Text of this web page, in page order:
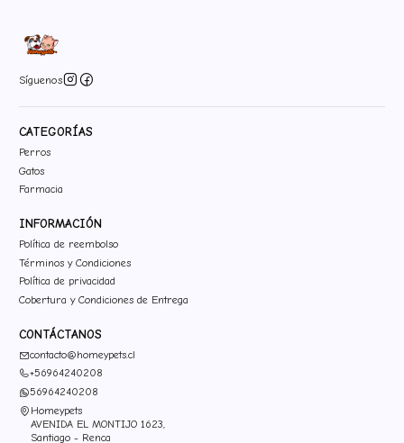
Síguenos
CATEGORÍAS
Perros
Gatos
Farmacia
INFORMACIÓN
Política de reembolso
Términos y Condiciones
Política de privacidad
Cobertura y Condiciones de Entrega
CONTÁCTANOS
contacto@homeypets.cl
+56964240208
56964240208
Homeypets
AVENIDA EL MONTIJO 1623,
Santiago - Renca